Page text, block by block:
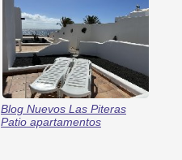
Blog Nuevos Las Piteras
Patio apartamentos